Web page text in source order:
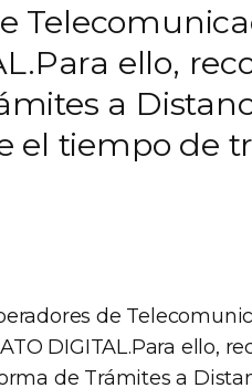
ello,
a
el tiempo de
de
DIGITAL.Para ello,
de Trámites a